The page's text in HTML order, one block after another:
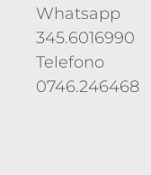
Whatsapp
345.6016990
Telefono
0746.246468